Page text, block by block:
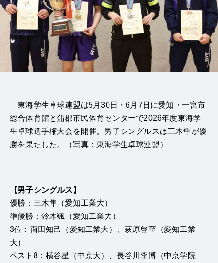
東海学生卓球連盟は5月30日・6月7日に愛知・一宮市
総合体育館と蒲郡市民体育センターで2026年度東海学
生卓球選手権大会を開催。男子シングルスは三木隼が優
勝を果たした。（写真：東海学生卓球連盟）
【男子シングルス】
優勝：三木隼（愛知工業大）
準優勝：鈴木颯（愛知工業大）
3位：面田知己（愛知工業大）、萩原啓至（愛知工業
大）
ベスト8：横谷星（中京大）、長谷川李博（中京学院